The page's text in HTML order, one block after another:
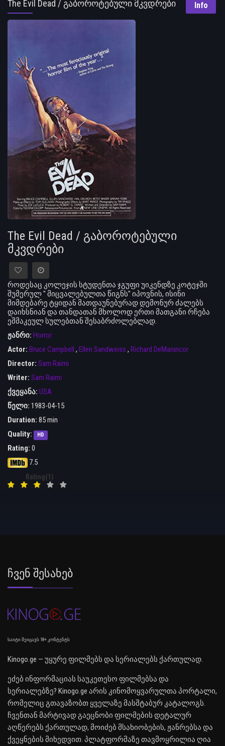
The Evil Dead / გაბოროტებული მკვდრები Info
The Evil Dead / გაბოროტებული
მკვდრები
როდესაც კოლეჯის სტუდენთა ჯგუფი უიკენდზე კოტეჯში
შუმერულ " მიცვალებულთა წიგნს" იპოვნის, ისინი
მიმდებარე ტყიდან მათდაუნებურად დემონურ ძალებს
დაიხსნიან და თანდათან მხოლოდ ერთი მათგანი რჩება
ეშმაკეულ სულებთან შესაბრძოლებლად.
ჟანრი: Horror
Actor: Bruce Campbell , Ellen Sandweiss , Richard DeManincor
Director: Sam Raimi
Writer: Sam Raimi
ქვეყანა: USA
წელი: 1983-04-15
Duration: 85 min
Quality:
HD
Rating: 0
7.5
Rating(1)
Ჩვენ Შესახებ
საიტი შეიცავს 18+ კონტენტს
Kinogo.ge — უყურე ფილმებს და სერიალებს ქართულად.
ეძებ ინფორმაციას საუკეთესო ფილმებსა და
სერიალებზე? Kinogo.ge არის კინომოყვარულთა პორტალი,
რომელიც გთავაზობთ ყველაზე მასშტაბურ კატალოგს.
ჩვენთან მარტივად გაეცნობი ფილმების დეტალურ
აღწერებს ქართულად, მოიძებ მსახიობების, ჟანრებსა და
ქვეყნების მიხედვით. პლატფორმაზე თავმოყრილია ღია